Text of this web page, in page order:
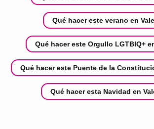
Qué hacer este verano en
Qué hacer este Orgullo LGTBIQ+
Qué hacer este Puente de la
Qué hacer esta Navidad en